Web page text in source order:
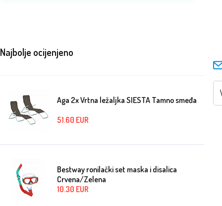
Najbolje ocijenjeno
Aga 2x Vrtna ležaljka SIESTA Tamno smeđa
51.60 EUR
Bestway ronilački set maska i disalica
Crvena/Zelena
10.30 EUR